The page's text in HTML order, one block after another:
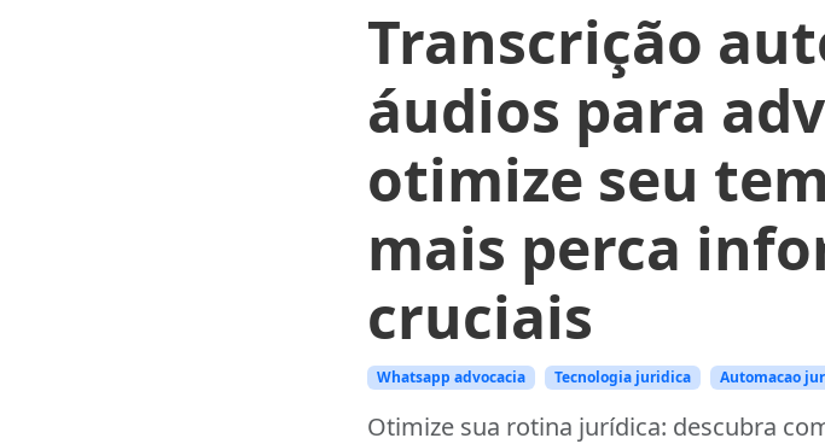
Transcrição
áudios para
otimize seu
mais perca
cruciais
Whatsapp advocacia Tecnologia juridica Automacao
Otimize sua rotina jurídica: descubra